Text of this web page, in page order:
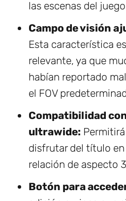
las escenas del
Campo de visión
Esta característica
relevante, ya que
habían reportado
el FOV
Compatibilidad
ultrawide:
disfrutar del título
relación de aspecto
Botón para